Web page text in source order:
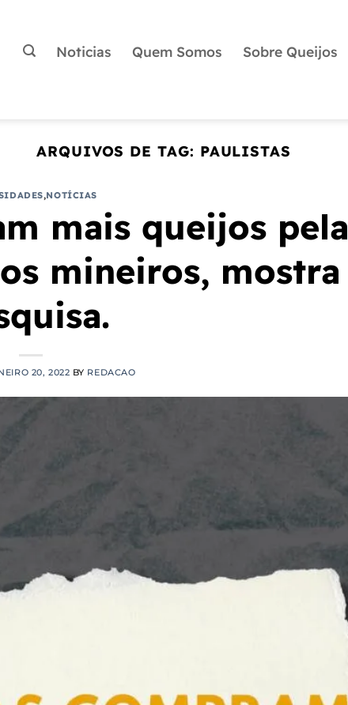
Noticias Quem Somos Sobre Queijos
ARQUIVOS DE TAG: PAULISTAS
,NOTÍCIAS
mais queijos pela
mineiros, mostra
20, 2022 BY REDACAO